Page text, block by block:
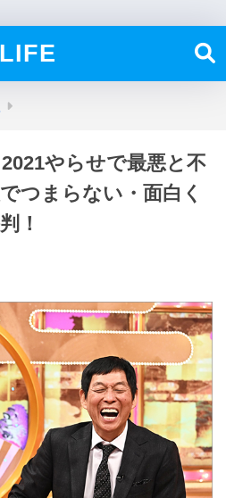
LIFE
やらせで最悪と不
つまらない・面白く
！